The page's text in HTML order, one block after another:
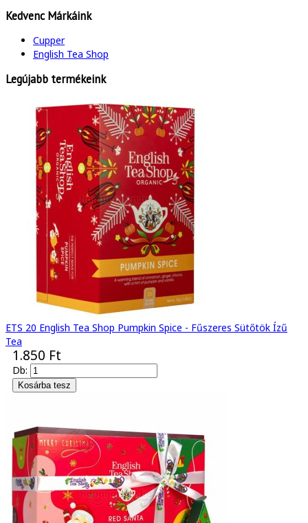
Kedvenc Márkáink
Cupper
English Tea Shop
Legújabb termékeink
ETS 20 English Tea Shop Pumpkin Spice - Fűszeres Sütőtök Ízű
Tea
1.850 Ft
Db: